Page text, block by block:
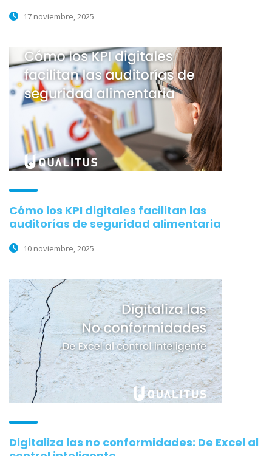
17 noviembre, 2025
Cómo los KPI digitales facilitan las
auditorías de seguridad alimentaria
10 noviembre, 2025
Digitaliza las no conformidades: De Excel al